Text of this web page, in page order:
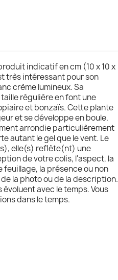
indicatif en cm (10 x 10 x
très intéressant pour son
crème lumineux. Sa
régulière en font une
et bonzaïs. Cette plante
et se développe en boule.
arrondie particulièrement
autant le gel que le vent. Le
elle(s) reflète(nt) une
de votre colis, l'aspect, la
feuillage, la présence ou non
la photo ou de la description.
avec le temps. Vous
dans le temps.